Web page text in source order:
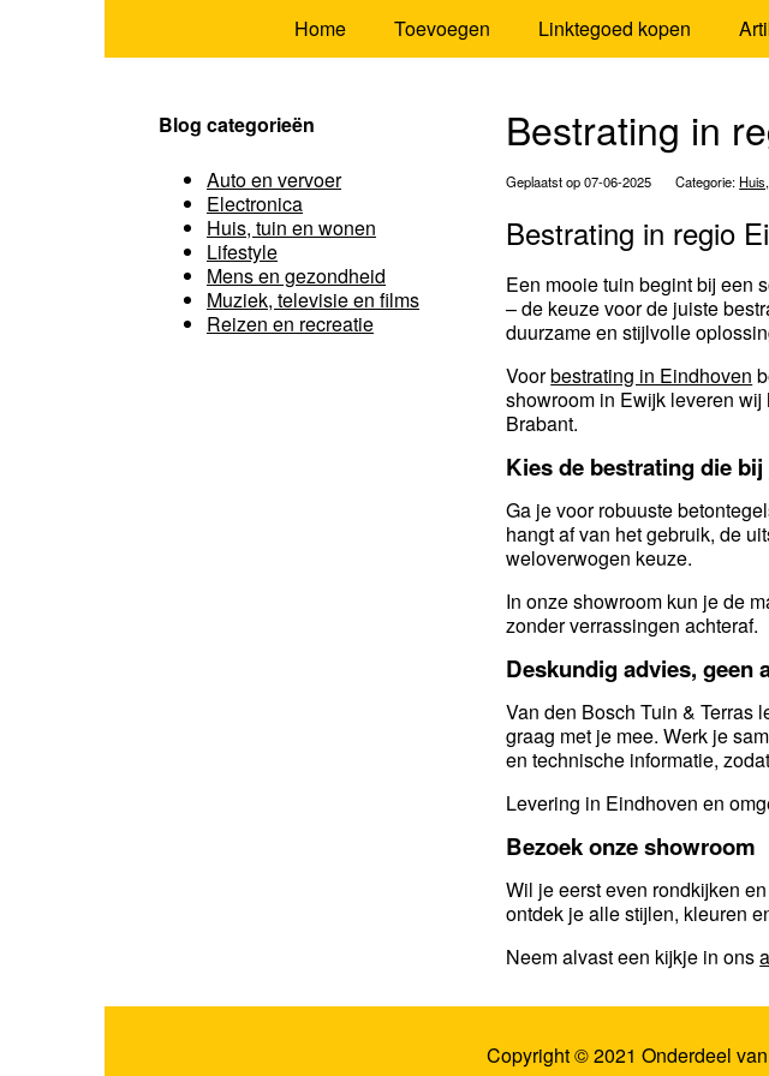
Home Toevoegen Linktegoed kopen
Bestrating in
Geplaatst op 07-06-2025 Categorie:
Bestrating in regio
Een mooie tuin begint bij een
– de keuze voor de juiste
duurzame en stijlvolle
Voorbestrating in Eindhoven
showroom in Ewijk leveren
Brabant.
Kies de bestrating die
Ga je voor robuuste
hangt af van het gebruik, de
weloverwogen keuze.
In onze showroom kun je de
zonder verrassingen achteraf.
Deskundig advies, geen
Van den Bosch Tuin & Terras
graag met je mee. Werk je
en technische informatie,
Levering in Eindhoven en
Bezoek onze showroom
Wil je eerst even rondkijken
ontdek je alle stijlen, kleuren
Neem alvast een kijkje in ons
Blog categorieën
Auto en vervoer
Electronica
Huis, tuin en wonen
Lifestyle
Mens en gezondheid
Muziek, televisie en films
Reizen en recreatie
Copyright © 2021 Onderdeel van